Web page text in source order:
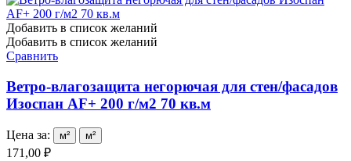
Добавить в список желаний
Добавить в список желаний
Сравнить
Ветро-влагозащита негорючая для стен/фасадов
Изоспан AF+ 200 г/м2 70 кв.м
Цена за: м² м²
171,00 ₽